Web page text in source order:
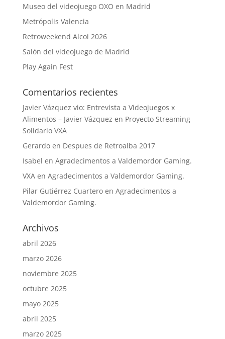
Museo del videojuego OXO en Madrid
Metrópolis Valencia
Retroweekend Alcoi 2026
Salón del videojuego de Madrid
Play Again Fest
Comentarios recientes
Javier Vázquez vio: Entrevista a Videojuegos x
Alimentos – Javier Vázquez en Proyecto Streaming
Solidario VXA
Gerardoen Despues de Retroalba 2017
Isabel en Agradecimentos a Valdemordor Gaming.
VXAen Agradecimentos a Valdemordor Gaming.
Pilar Gutiérrez Cuarteroen Agradecimentos a
Valdemordor Gaming.
Archivos
abril 2026
marzo 2026
noviembre 2025
octubre 2025
mayo 2025
abril 2025
marzo 2025